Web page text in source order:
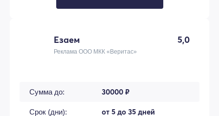
Езаем 5,0
Реклама ООО МКК «Веритас»
Сумма до: 30000 ₽
Срок (дни): от 5 до 35 дней